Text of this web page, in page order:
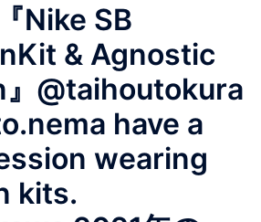
Nike SB
& Agnostic
@taihoutokura
have a
wearing
kits.